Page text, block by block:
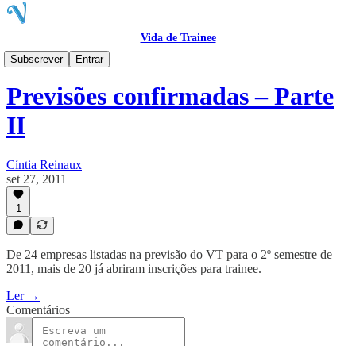
Vida de Trainee
Subscrever
Entrar
Blog
Previsões confirmadas – Parte
II
Cíntia Reinaux
set 27, 2011
1
De 24 empresas listadas na previsão do VT para o 2º semestre de
2011, mais de 20 já abriram inscrições para trainee.
Ler →
Comentários